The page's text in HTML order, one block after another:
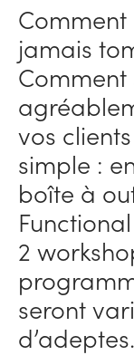
jamais
vos
simple :
boîte à
2
seront
d’adeptes.